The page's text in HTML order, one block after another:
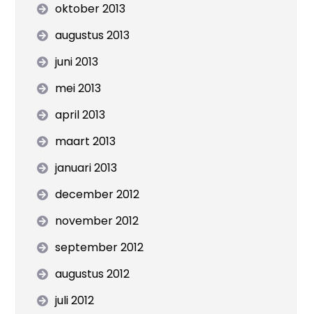
oktober 2013
augustus 2013
juni 2013
mei 2013
april 2013
maart 2013
januari 2013
december 2012
november 2012
september 2012
augustus 2012
juli 2012